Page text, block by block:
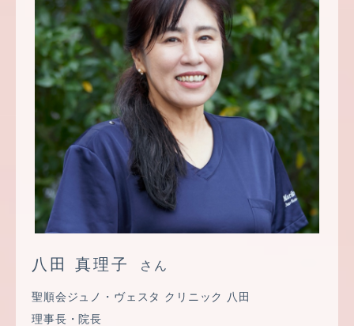
八田 真理子 さん
聖順会ジュノ・ヴェスタ クリニック 八田
理事長・院長